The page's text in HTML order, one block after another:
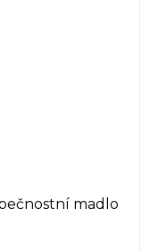
madlo